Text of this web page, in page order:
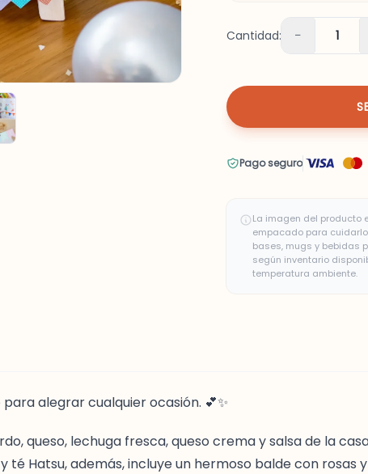
Cantidad: − 1
Pago seguro
La imagen del producto
empacado para
bases, mugs y bebidas
según inventario
temperatura ambiente.
alegrar cualquier ocasión. 💕✨
queso, lechuga fresca, queso crema y salsa de la
Hatsu, además, incluye un hermoso balde con rosas